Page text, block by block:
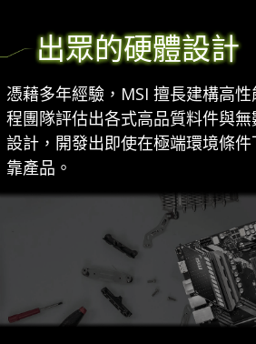
出眾的硬體設計
憑藉多年經驗，MSI 擅長建構高
程團隊評估出各式高品質料件與
設計，開發出即使在極端環境條
靠產品。